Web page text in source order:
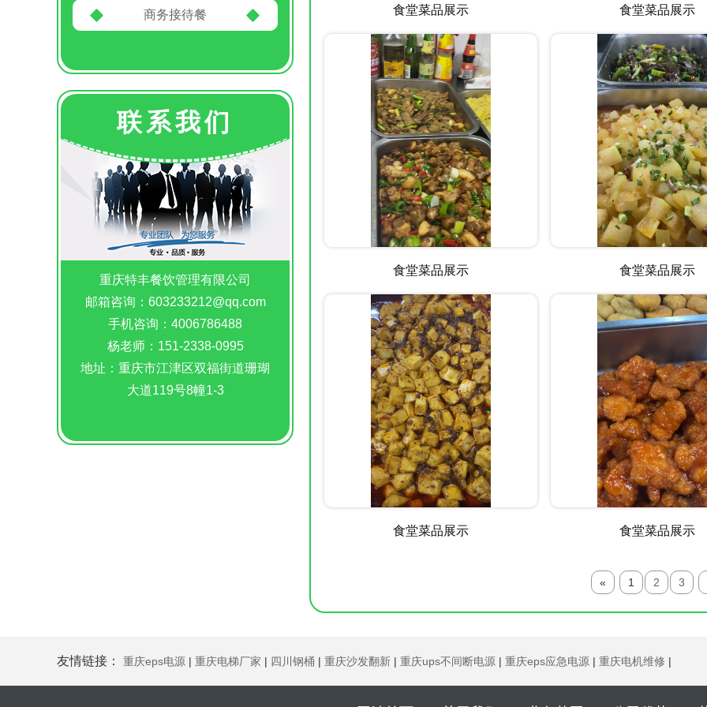
商务接待餐
联系我们
重庆特丰餐饮管理有限公司
邮箱咨询：603233212@qq.com
手机咨询：4006786488
杨老师：151-2338-0995
地址：重庆市江津区双福街道珊瑚
大道119号8幢1-3
食堂菜品展示 食堂菜品展示
食堂菜品展示 食堂菜品展示
食堂菜品展示 食堂菜品展示
« 1 2 3
友情链接： 重庆eps电源 | 重庆电梯厂家 | 四川钢桶 | 重庆沙发翻新 | 重庆ups不间断电源 | 重庆eps应急电源 | 重庆电机维修 |